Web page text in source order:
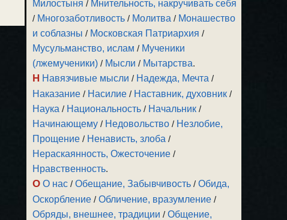
Милостыня / Мнительность, накручивать себя
/ Многозаботливость / Молитва / Монашество
и соблазны / Московская Патриархия /
Мусульманство, ислам / Мученики
(лжемученики) / Мысли / Мытарства.
Н Навязчивые мысли / Надежда, Мечта /
Наказание / Насилие / Наставник, духовник /
Наука / Национальность / Начальник /
Начинающему / Недовольство / Незлобие,
Прощение / Ненависть, злоба /
Нераскаянность, Ожесточение /
Нравственность.
О О нас /Обещание, Забывчивость /Обида,
Оскорбление /Обличение, вразумление /
Обряды, внешнее, традиции /Общение,